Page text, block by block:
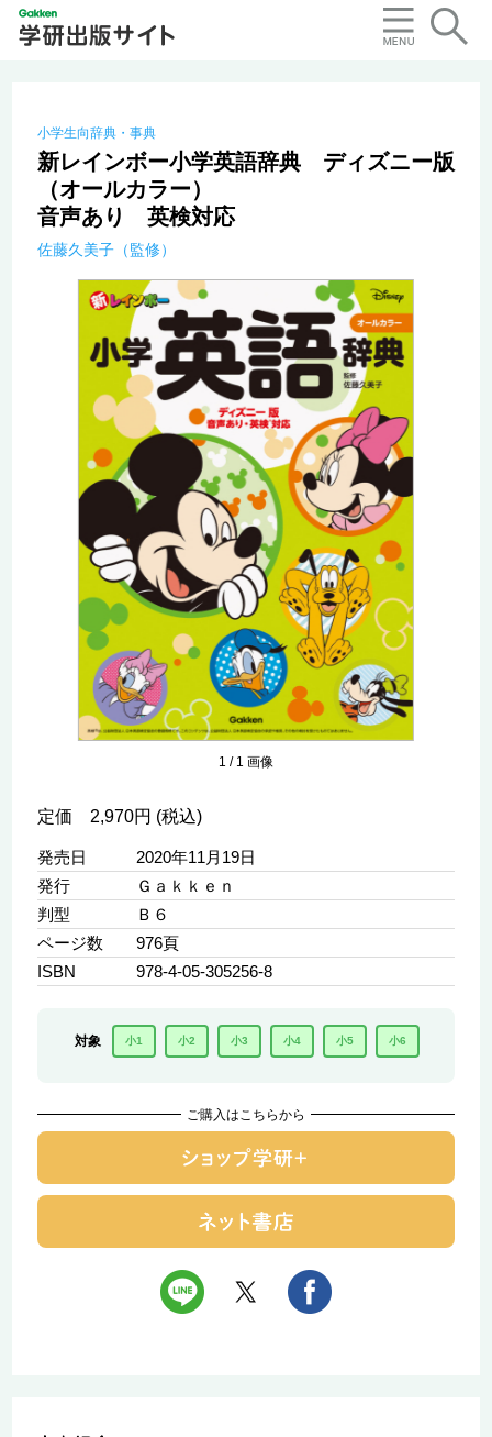
小学生向辞典・事典
新レインボー小学英語辞典 ディズニー版
（オールカラー）
音声あり 英検対応
佐藤久美子（監修）
1 / 1 画像
定価 2,970円 (税込)
発売日
2020年11月19日
発行
Ｇａｋｋｅｎ
判型
Ｂ６
ページ数
976頁
ISBN
978-4-05-305256-8
対象 小1 小2 小3 小4 小5 小6
ご購入はこちらから